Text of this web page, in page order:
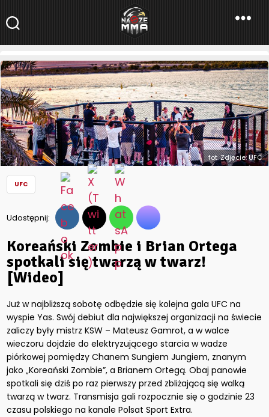
NaszeMMA
NaszeMMA.pl»Aktualności»Świat»UFC»Koreański Zombie i
Brian Ortega spotkali się twarzą w twarz! [Wideo]
fot. Zdjęcie: UFC
UFC
Udostępnij:
Koreański Zombie i Brian Ortega
spotkali się twarzą w twarz!
[Wideo]
Już w najbliższą sobotę odbędzie się kolejna gala UFC na
wyspie Yas. Swój debiut dla największej organizacji na świecie
zaliczy były mistrz KSW – Mateusz Gamrot, a w walce
wieczoru dojdzie do elektryzującego starcia w wadze
piórkowej pomiędzy Chanem Sungiem Jungiem, znanym
jako „Koreański Zombie”, a Brianem Ortegą. Obaj panowie
spotkali się dziś po raz pierwszy przed zbliżającą się walką
twarzą w twarz. Transmisja gali rozpocznie się o godzinie 23
czasu polskiego na kanale Polsat Sport Extra.